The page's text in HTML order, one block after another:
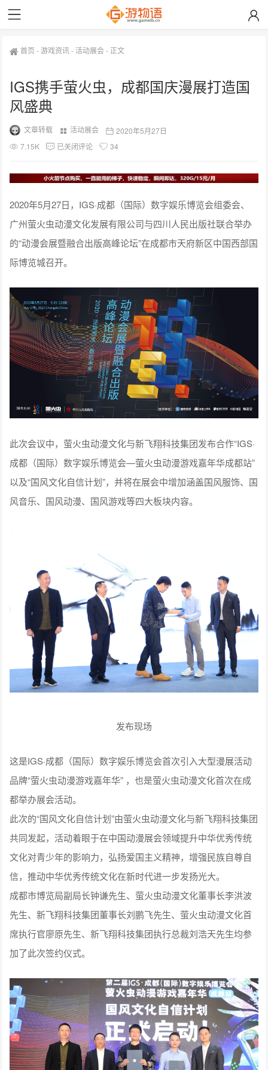
首页 -游戏资讯-活动展会- 正文
IGS携手萤火虫，成都国庆漫展打造国
风盛典
文章转载 活动展会
2020年5月27日
7.15K
已关闭评论 34
2020年5月27日，IGS·成都（国际）数字娱乐博览会组委会、
广州萤火虫动漫文化发展有限公司与四川人民出版社联合举办
的“动漫会展暨融合出版高峰论坛”在成都市天府新区中国西部国
际博览城召开。
此次会议中，萤火虫动漫文化与新飞翔科技集团发布合作“IGS·
成都（国际）数字娱乐博览会—萤火虫动漫游戏嘉年华成都站”
以及“国风文化自信计划”，并将在展会中增加涵盖国风服饰、国
风音乐、国风动漫、国风游戏等四大板块内容。
发布现场
这是IGS·成都（国际）数字娱乐博览会首次引入大型漫展活动
品牌“萤火虫动漫游戏嘉年华” ，也是萤火虫动漫文化首次在成
都举办展会活动。
此次的“国风文化自信计划”由萤火虫动漫文化与新飞翔科技集团
共同发起，活动着眼于在中国动漫展会领域提升中华优秀传统
文化对青少年的影响力，弘扬爱国主义精神，增强民族自尊自
信，推动中华优秀传统文化在新时代进一步发扬光大。
成都市博览局副局长钟谦先生、萤火虫动漫文化董事长李洪波
先生、新飞翔科技集团董事长刘鹏飞先生、萤火虫动漫文化首
席执行官廖原先生、新飞翔科技集团执行总裁刘浩天先生均参
加了此次签约仪式。